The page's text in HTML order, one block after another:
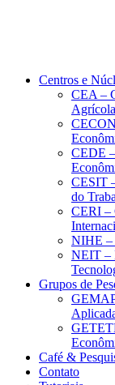
Centros e
CEA –
CEDE
CESIT
do
CERI –
NIHE –
NEIT –
Grupos de
Café &
Contato